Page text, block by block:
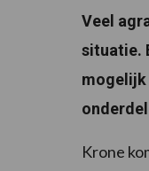
Veel
situatie.
mogelijk
Krone